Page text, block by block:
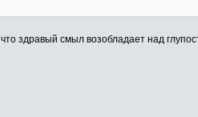
здравый смыл возобладает над